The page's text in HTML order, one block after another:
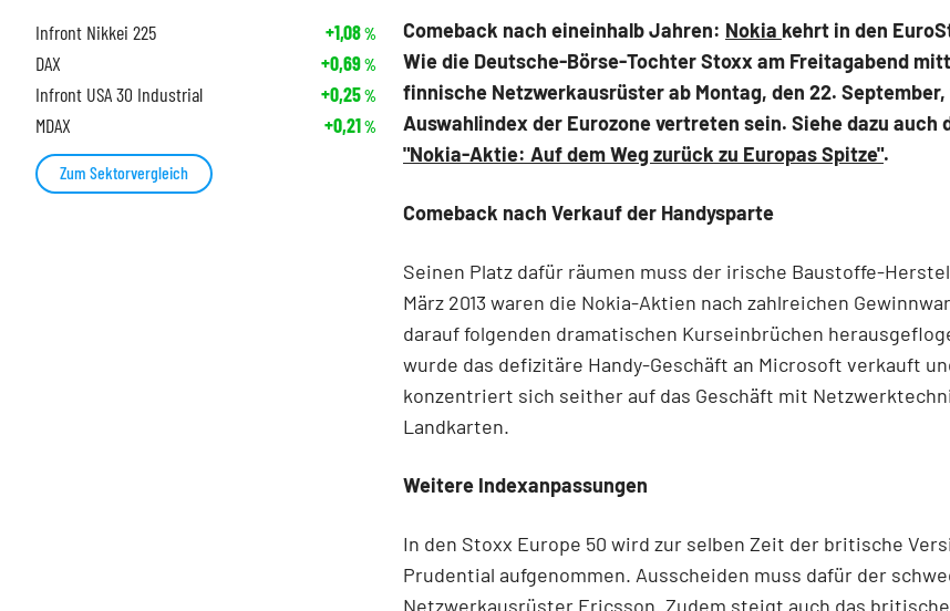
Comeback nach eineinhalb Jahren: Nokia kehrt in den
Wie die Deutsche-Börse-Tochter Stoxx am Freitagabend
finnische Netzwerkausrüster ab Montag, den 22.
Auswahlindex der Eurozone vertreten sein. Siehe dazu auch
"Nokia-Aktie: Auf dem Weg zurück zu Europas Spitze".
Comeback nach Verkauf der Handysparte
Seinen Platz dafür räumen muss der irische Baustoffe-
März 2013 waren die Nokia-Aktien nach zahlreichen
darauf folgenden dramatischen Kurseinbrüchen
wurde das defizitäre Handy-Geschäft an Microsoft verkauft
konzentriert sich seither auf das Geschäft mit
Landkarten.
Weitere Indexanpassungen
In den Stoxx Europe 50 wird zur selben Zeit der britische
Prudential aufgenommen. Ausscheiden muss dafür der
Netzwerkausrüster Ericsson. Zudem steigt auch das britische
Infront Nikkei 225
+1,08%
DAX +0,69%
Infront USA 30 Industrial +0,25%
MDAX +0,21%
Zum Sektorvergleich